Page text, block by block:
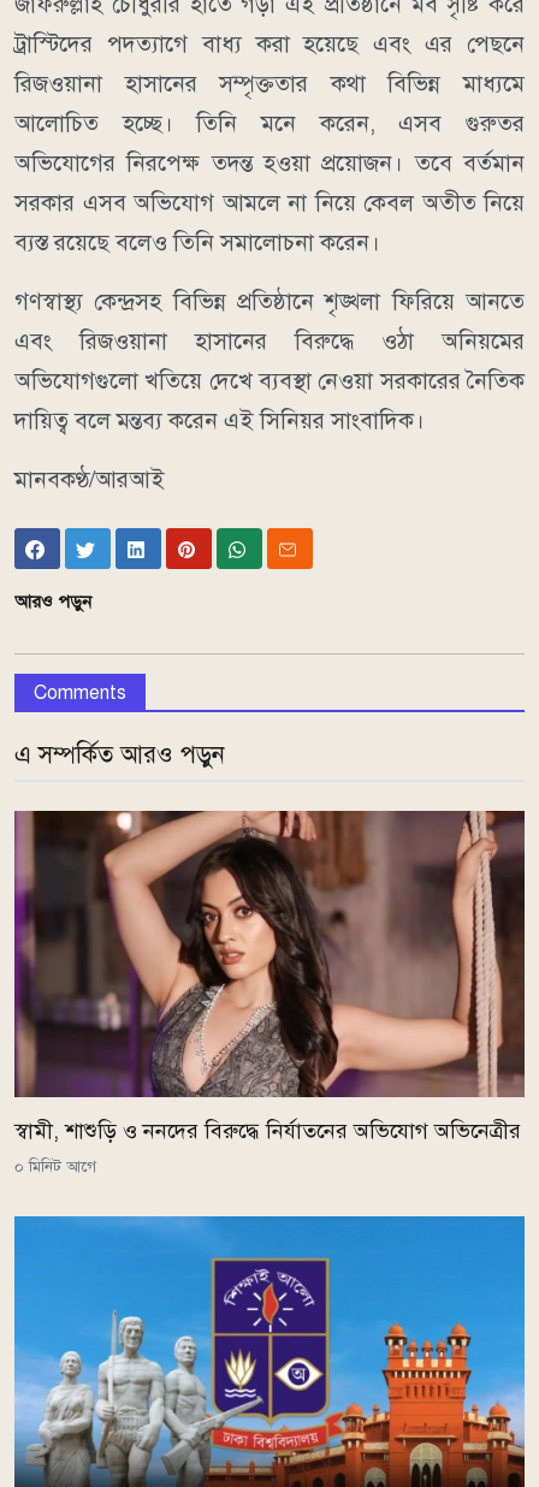
ট্রাস্টিদের পদত্যাগে বাধ্য করা হয়েছে এবং এর পেছনে
রিজওয়ানা হাসানের সম্পৃক্ততার কথা বিভিন্ন মাধ্যমে
আলোচিত হচ্ছে। তিনি মনে করেন, এসব গুরুতর
অভিযোগের নিরপেক্ষ তদন্ত হওয়া প্রয়োজন। তবে বর্তমান
সরকার এসব অভিযোগ আমলে না নিয়ে কেবল অতীত নিয়ে
ব্যস্ত রয়েছে বলেও তিনি সমালোচনা করেন।
গণস্বাস্থ্য কেন্দ্রসহ বিভিন্ন প্রতিষ্ঠানে শৃঙ্খলা ফিরিয়ে আনতে
এবং রিজওয়ানা হাসানের বিরুদ্ধে ওঠা অনিয়মের
অভিযোগগুলো খতিয়ে দেখে ব্যবস্থা নেওয়া সরকারের নৈতিক
দায়িত্ব বলে মন্তব্য করেন এই সিনিয়র সাংবাদিক।
মানবকণ্ঠ/আরআই
আরও পড়ুন
Comments
এ সম্পর্কিত আরও পড়ুন
স্বামী, শাশুড়ি ও ননদের বিরুদ্ধে নির্যাতনের অভিযোগ অভিনেত্রীর
০ মিনিট আগে